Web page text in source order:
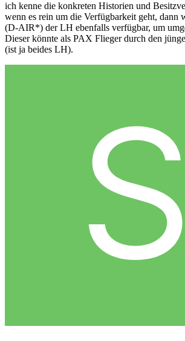
ich kenne die konkreten Historien und
wenn es rein um die Verfügbarkeit geht, dann
(D-AIR*) der LH ebenfalls verfügbar, um
Dieser könnte als PAX Flieger durch den
(ist ja beides LH).